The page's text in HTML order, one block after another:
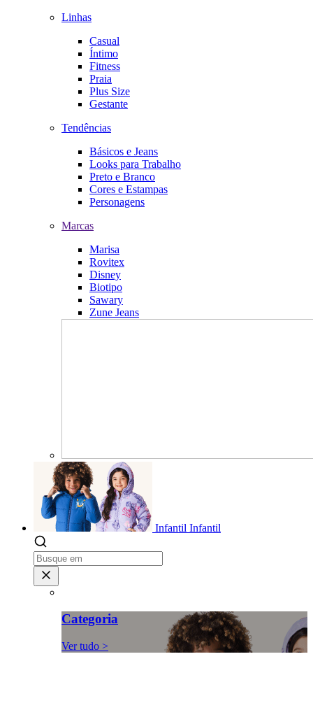
Linhas
Casual
Íntimo
Fitness
Praia
Plus Size
Gestante
Tendências
Básicos e Jeans
Looks para Trabalho
Preto e Branco
Cores e Estampas
Personagens
Marcas
Marisa
Rovitex
Disney
Biotipo
Sawary
Zune Jeans
Infantil Infantil
Categoria
Ver tudo >